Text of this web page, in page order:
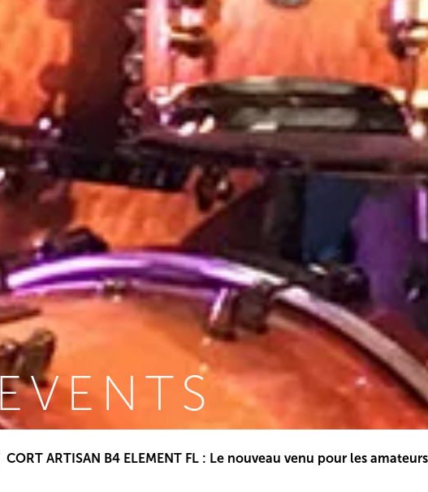
CORT ARTISAN B4 ELEMENT FL : Le nouveau venu pour les